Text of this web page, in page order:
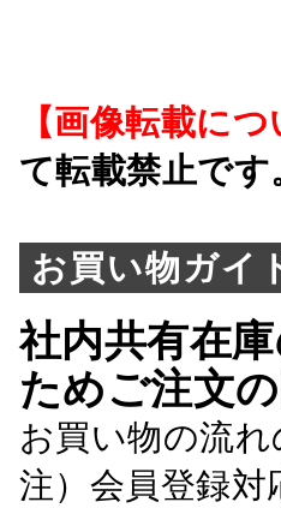
【画像転載につ
て転載禁止です
お買い物
社内共有在
ためご注文
お買い物の流
注）会員登録